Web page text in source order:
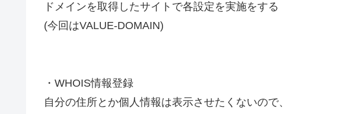
ドメインを取得したサイトで各設定を実施をする
(今回はVALUE-DOMAIN)
・WHOIS情報登録
自分の住所とか個人情報は表示させたくないので、